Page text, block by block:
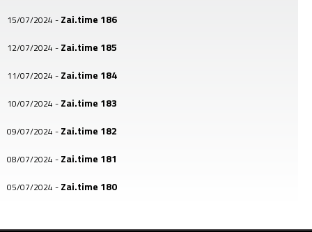
15/07/2024 - Zai.time 186
12/07/2024 - Zai.time 185
11/07/2024 - Zai.time 184
10/07/2024 - Zai.time 183
09/07/2024 - Zai.time 182
08/07/2024 - Zai.time 181
05/07/2024 - Zai.time 180